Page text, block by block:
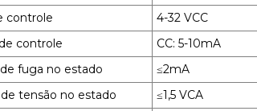
controle
4-32 VCC
controle
CC: 5-10mA
fuga no estado
≤2mA
tensão no estado
≤1,5 VCA